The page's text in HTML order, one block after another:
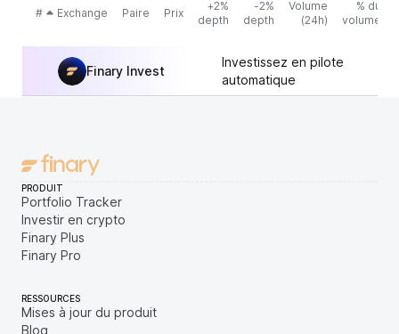
# Exchange Paire Prix
+2%
depth
-2%
depth
Volume
(24h)
% du
volume
Finary Invest
Investissez en pilote
automatique
PRODUIT
Portfolio Tracker
Investir en crypto
Finary Plus
Finary Pro
RESSOURCES
Mises à jour du produit
Blog